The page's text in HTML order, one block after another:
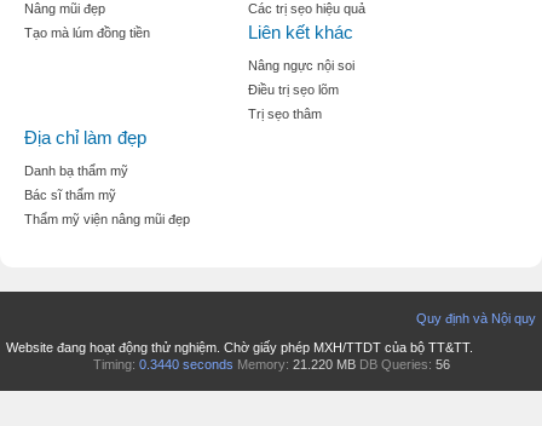
Nâng mũi đẹp
Tạo mà lúm đồng tiền
Các trị sẹo hiệu quả
Liên kết khác
Nâng ngực nội soi
Điều trị sẹo lõm
Trị sẹo thâm
Địa chỉ làm đẹp
Danh bạ thẩm mỹ
Bác sĩ thẩm mỹ
Thẩm mỹ viện nâng mũi đẹp
Quy định và Nội quy
Website đang hoạt động thử nghiệm. Chờ giấy phép MXH/TTDT của bộ TT&TT.
Timing: 0.3440 seconds Memory: 21.220 MB DB Queries: 56